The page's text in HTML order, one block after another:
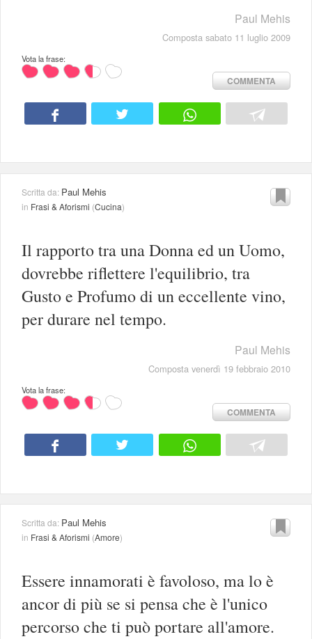
Paul Mehis
Composta sabato 11 luglio 2009
Vota la frase:
COMMENTA
Scritta da: Paul Mehis
in Frasi & Aforismi (Cucina)
Il rapporto tra una Donna ed un Uomo,
dovrebbe riflettere l'equilibrio, tra
Gusto e Profumo di un eccellente vino,
per durare nel tempo.
Paul Mehis
Composta venerdì 19 febbraio 2010
Vota la frase:
COMMENTA
Scritta da: Paul Mehis
in Frasi & Aforismi (Amore)
Essere innamorati è favoloso, ma lo è
ancor di più se si pensa che è l'unico
percorso che ti può portare all'amore.